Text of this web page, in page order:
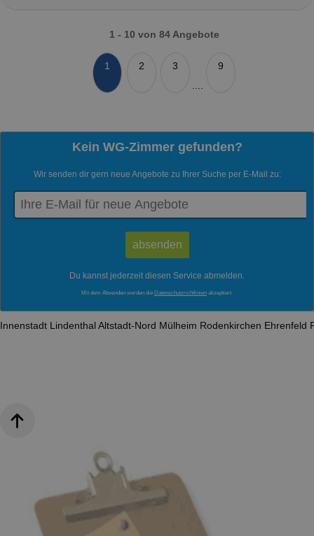
1 - 10 von 84 Angebote
1 2
3
9
Kein WG-Zimmer gefunden?
Wir senden dir gern neue Angebote zu Ihrer Suche per E-Mail zu:
Du kannst jederzeit diesen Service abmelden.
Mit dem Absenden werden die Datenschutzrichtlinien akzeptiert.
Innenstadt Lindenthal Altstadt-Nord Mülheim Rodenkirchen Ehrenfeld